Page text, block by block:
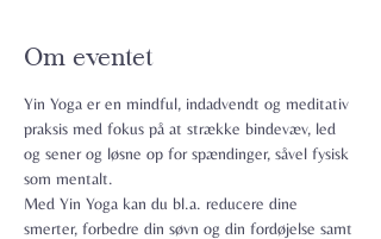
Om eventet
Yin Yoga er en mindful, indadvendt og meditativ
praksis med fokus på at strække bindevæv, led
og sener og løsne op for spændinger, såvel fysisk
som mentalt.
Med Yin Yoga kan du bl.a. reducere dine
smerter, forbedre din søvn og din fordøjelse samt